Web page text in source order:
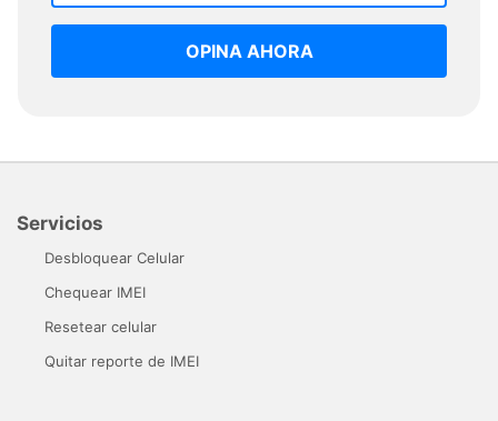
OPINA AHORA
Servicios
Desbloquear Celular
Chequear IMEI
Resetear celular
Quitar reporte de IMEI